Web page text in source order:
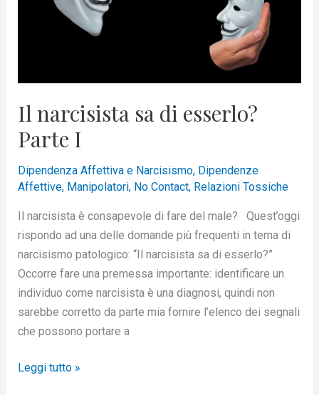
Il narcisista sa di esserlo?
Parte I
Dipendenza Affettiva e Narcisismo, Dipendenze
Affettive, Manipolatori, No Contact, Relazioni Tossiche
Il narcisista è consapevole di fare del male? Quest’oggi
rispondo ad una delle domande più frequenti in tema di
narcisismo patologico: “Il narcisista sa di esserlo?”
Occorre fare una premessa importante: identificare un
individuo come narcisista è una diagnosi, quindi non
sarebbe corretto da parte mia fornire l’elenco dei segnali
che possono portare a
Leggi tutto »